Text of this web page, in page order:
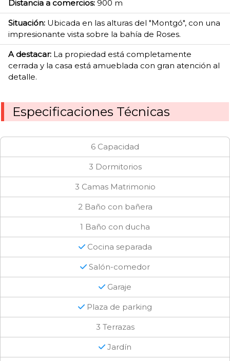
Distancia a comercios: 900 m
Situación: Ubicada en las alturas del "Montgó", con una
impresionante vista sobre la bahía de Roses.
A destacar: La propiedad está completamente
cerrada y la casa está amueblada con gran atención al
detalle.
Especificaciones Técnicas
6 Capacidad
3 Dormitorios
3 Camas Matrimonio
2 Baño con bañera
1 Baño con ducha
Cocina separada
Salón-comedor
Garaje
Plaza de parking
3 Terrazas
Jardín